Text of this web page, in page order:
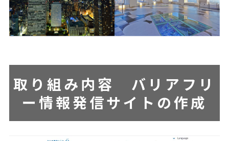
取り組み内容 バリアフリ
ー情報発信サイトの作成